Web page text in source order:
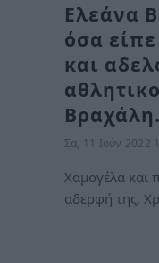
Ελεάνα
όσα
και
Σα, 11 Ιούν 2022
Χαμογέλα και
αδερφή της,